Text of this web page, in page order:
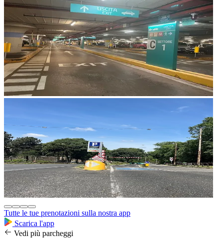
Tutte le tue prenotazioni sulla nostra app
Scarica l'app
Vedi più parcheggi